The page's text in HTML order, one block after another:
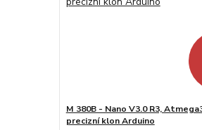
M 380B - Nano V3.0 R3,
precizní klon Arduino